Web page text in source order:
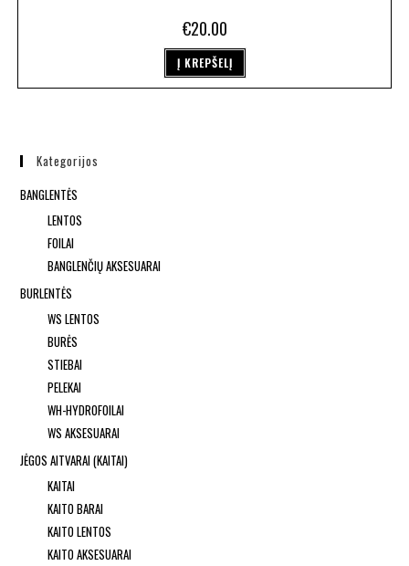
€20.00
Į KREPŠELĮ
Kategorijos
BANGLENTĖS
LENTOS
FOILAI
BANGLENČIŲ AKSESUARAI
BURLENTĖS
WS LENTOS
BURĖS
STIEBAI
PELEKAI
WH-HYDROFOILAI
WS AKSESUARAI
JĖGOS AITVARAI (KAITAI)
KAITAI
KAITO BARAI
KAITO LENTOS
KAITO AKSESUARAI